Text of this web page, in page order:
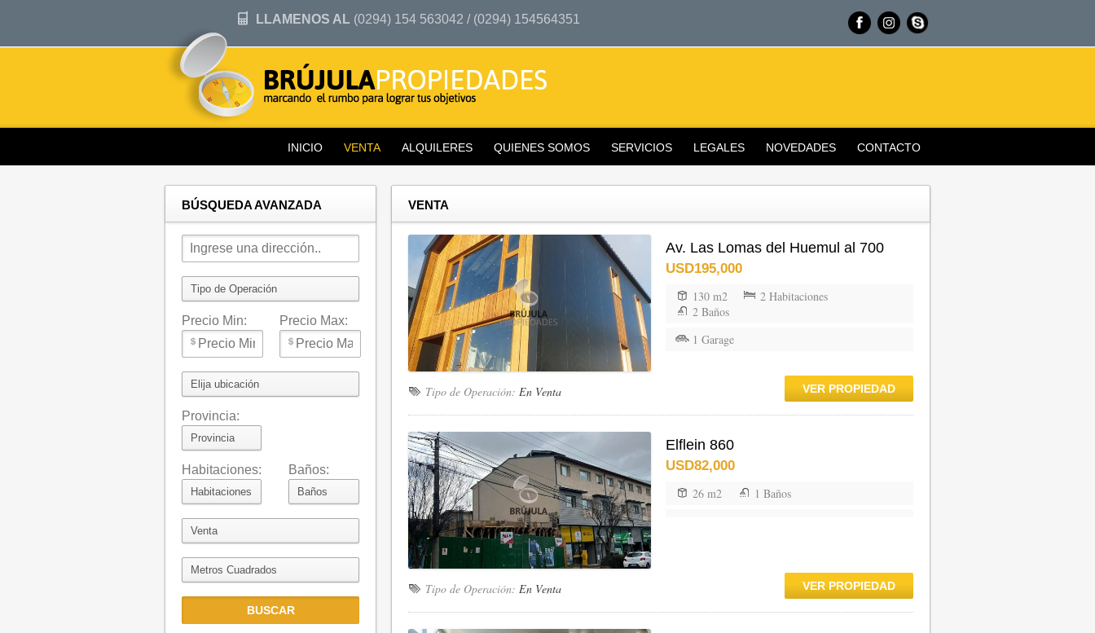
LLAMENOS AL (0294) 154 563042 / (0294) 154564351
INICIO VENTA ALQUILERES QUIENES SOMOS SERVICIOS LEGALES NOVEDADES CONTACTO
VENTA
Av. Las Lomas del Huemul al 700
USD195,000
130 m2
2 Habitaciones
2 Baños
1 Garage
Tipo de Operación: En Venta VER PROPIEDAD
Elflein 860
USD82,000
26 m2
1 Baños
Tipo de Operación: En Venta VER PROPIEDAD
BÚSQUEDA AVANZADA
Precio Min: Precio Max:
Provincia:
Habitaciones: Baños: